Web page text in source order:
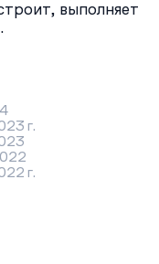
выполняет
г.
г.